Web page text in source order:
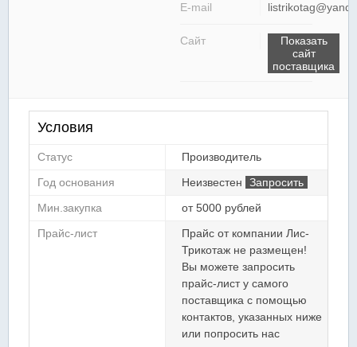
E-mail
Сайт
Показать
сайт
поставщика
Условия
Статус
Производитель
Год основания
Неизвестен
Запросить
Мин.закупка
от 5000 рублей
Прайс-лист
Прайс от компании Лис-
Трикотаж не размещен!
Вы можете запросить
прайс-лист у самого
поставщика с помощью
контактов, указанных ниже
или попросить нас